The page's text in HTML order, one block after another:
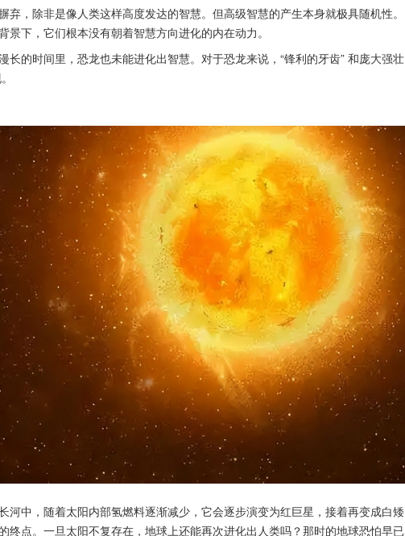
，除非是像人类这样高度发达的智慧。但高级智慧的产生本身就极具随机性。
下，它们根本没有朝着智慧方向进化的内在动力。
长的时间里，恐龙也未能进化出智慧。对于恐龙来说，“锋利的牙齿” 和庞大强壮
河中，随着太阳内部氢燃料逐渐减少，它会逐步演变为红巨星，接着再变成白矮
终点。一旦太阳不复存在，地球上还能再次进化出人类吗？那时的地球恐怕早已